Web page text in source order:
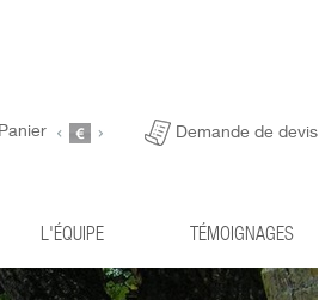
Panier Demande de devis
L'ÉQUIPE TÉMOIGNAGES